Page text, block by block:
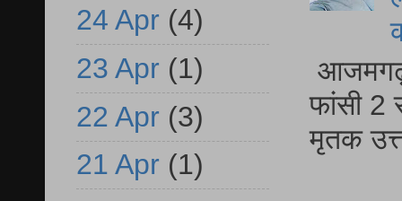
आजमगढ़
फांसी 2
मृतक
24 Apr (4)
23 Apr (1)
22 Apr (3)
21 Apr (1)